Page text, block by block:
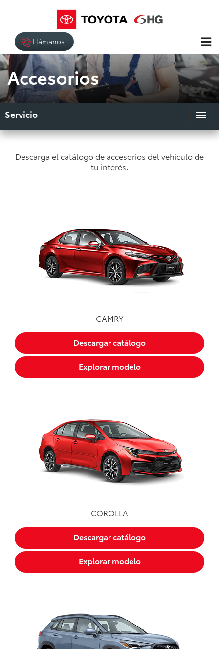
Llámanos
Accesorios
Servicio
Descarga el catálogo de accesorios del vehículo de
tu interés.
CAMRY
Descargar catálogo
Explorar modelo
COROLLA
Descargar catálogo
Explorar modelo